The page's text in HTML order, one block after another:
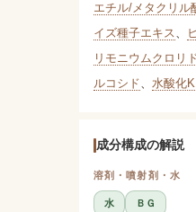
エチル/メタクリル
イズ種子エキス、
リモニウムクロリ
ルコシド、 水酸化K
成分構成の解説
溶剤・噴射剤・水
水
ＢＧ